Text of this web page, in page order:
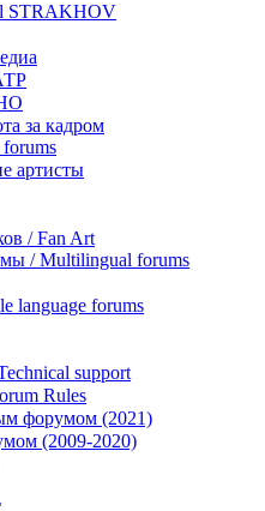
STRAKHOV
за кадром
артисты
/ Fan Art
/ Multilingual forums
language forums
support
Rules
форумом (2021)
(2009-2020)